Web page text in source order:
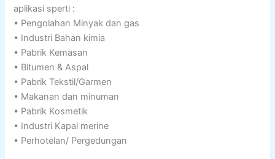
aplikasi sperti :
• Pengolahan Minyak dan gas
• Industri Bahan kimia
• Pabrik Kemasan
• Bitumen & Aspal
• Pabrik Tekstil/Garmen
• Makanan dan minuman
• Pabrik Kosmetik
• Industri Kapal merine
• Perhotelan/ Pergedungan